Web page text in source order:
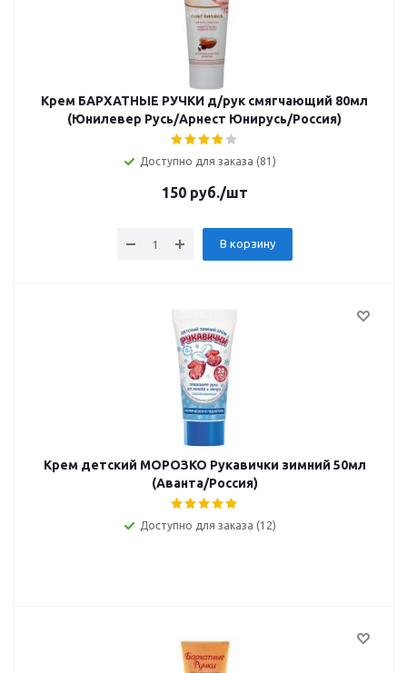
Крем БАРХАТНЫЕ РУЧКИ д/рук смягчающий 80мл
(Юнилевер Русь/Арнест Юнирусь/Россия)
Доступно для заказа (81)
150руб./шт
В корзину
Крем детский МОРОЗКО Рукавички зимний 50мл
(Аванта/Россия)
Доступно для заказа (12)